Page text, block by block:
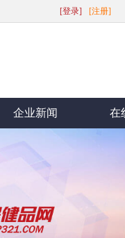
[注册]
[登录]
企业新闻 在